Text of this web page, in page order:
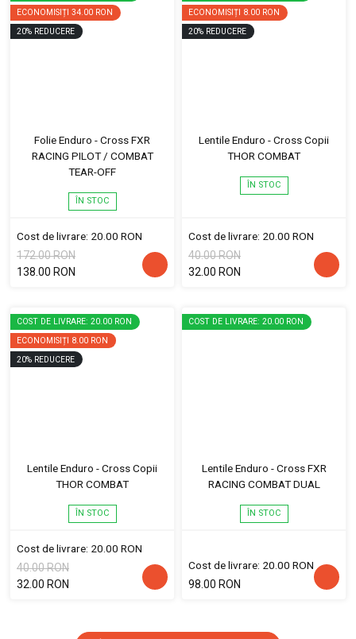
ECONOMISIȚI 34.00 RON
20% REDUCERE
Folie Enduro - Cross FXR
RACING PILOT / COMBAT
TEAR-OFF
ÎN STOC
Cost de livrare: 20.00 RON
172.00 RON
138.00 RON
ECONOMISIȚI 8.00 RON
20% REDUCERE
Lentile Enduro - Cross Copii
THOR COMBAT
ÎN STOC
Cost de livrare: 20.00 RON
40.00 RON
32.00 RON
COST DE LIVRARE: 20.00 RON
ECONOMISIȚI 8.00 RON
20% REDUCERE
Lentile Enduro - Cross Copii
THOR COMBAT
ÎN STOC
Cost de livrare: 20.00 RON
40.00 RON
32.00 RON
COST DE LIVRARE: 20.00 RON
Lentile Enduro - Cross FXR
RACING COMBAT DUAL
ÎN STOC
Cost de livrare: 20.00 RON
98.00 RON